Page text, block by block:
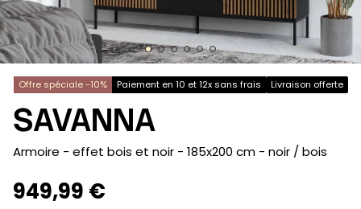
Offre spéciale -10% Paiement en 10 et 12x sans frais Livraison offerte
SAVANNA
-
Armoire - effet bois et noir - 185x200 cm - noir / bois
949,99 €